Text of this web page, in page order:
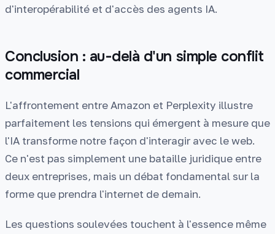
d'interopérabilité et d'accès des agents IA.
Conclusion : au-delà d'un simple conflit
commercial
L'affrontement entre Amazon et Perplexity illustre
parfaitement les tensions qui émergent à mesure que
l'IA transforme notre façon d'interagir avec le web.
Ce n'est pas simplement une bataille juridique entre
deux entreprises, mais un débat fondamental sur la
forme que prendra l'internet de demain.
Les questions soulevées touchent à l'essence même